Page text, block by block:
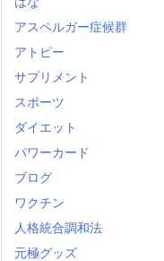
アスペルガー症候群
アトピー
サプリメント
スポーツ
ダイエット
パワーカード
ブログ
ワクチン
人格統合調和法
元極グッズ